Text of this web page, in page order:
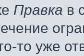
Правка в
то уже